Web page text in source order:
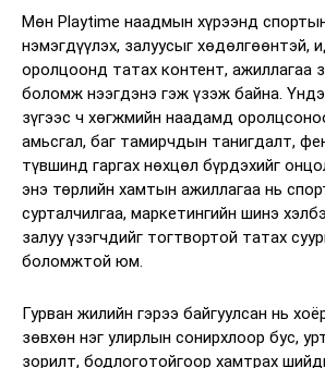
Мөн Playtime наадмын хүрээнд
нэмэгдүүлэх, залуусыг хөдөлгөөнтэй,
оролцоонд татах контент, ажиллагаа
боломж нээгдэнэ гэж үзэж байна.
зүгээс ч хөгжмийн наадамд
амьсгал, баг тамирчдын танигдалт,
түвшинд гаргах нөхцөл бүрдэхийг
энэ төрлийн хамтын ажиллагаа нь
сурталчилгаа, маркетингийн шинэ
залуу үзэгчдийг тогтвортой татах
боломжтой юм.
Гурван жилийн гэрээ байгуулсан нь
зөвхөн нэг улирлын сонирхлоор бус,
зорилт, бодлоготойгоор хамтрах